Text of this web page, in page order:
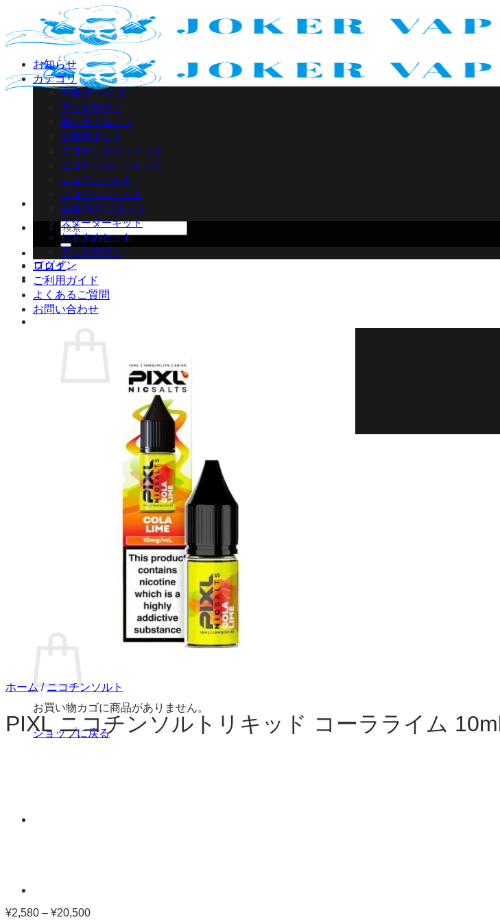
content
検
索
対
象:
ログイン
お買い物カゴに商品がありません。
合計金額：¥0
お買い物カゴに商品がありません。
ショップに戻る
お知らせ
カテゴリ
本体(デバイス)
アクセサリー
使い捨てタイプ
交換用ポッド
ニコチン入りリキッド
ニコチンなしリキッド
ニコチンソルト
ニコチンショット
自作(DIY)リキッド
スターターキット
おすすめセット
アクセサリー
ブログ
ご利用ガイド
よくあるご質問
お問い合わせ
ホーム / ニコチンソルト
PIXL ニコチンソルトリキッド コーラライム
¥2,580 – ¥20,500価